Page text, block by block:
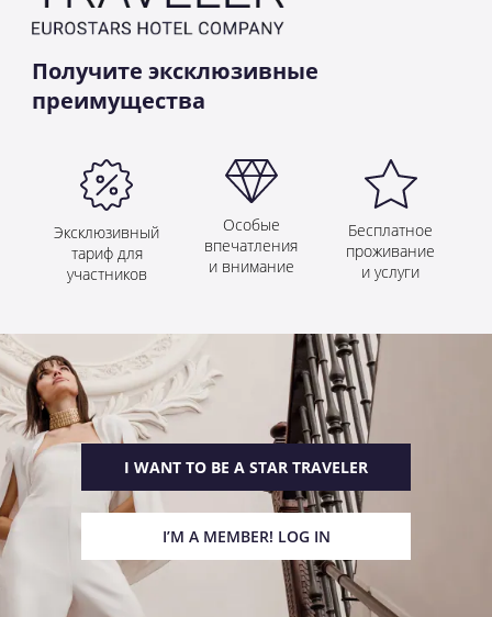
Получите эксклюзивные
преимущества
Эксклюзивный
тариф для
участников
Особые
впечатления
и внимание
Бесплатное
проживание
и услуги
I WANT TO BE A STAR TRAVELER
I’M A MEMBER! LOG IN